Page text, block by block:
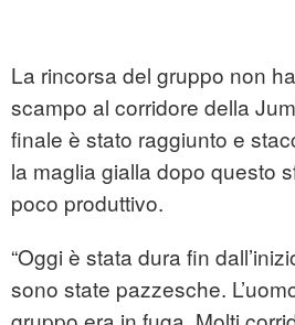
La rincorsa del gruppo non
scampo al corridore della
finale è stato raggiunto e
la maglia gialla dopo questo
poco produttivo.
“Oggi è stata dura fin
sono state pazzesche.